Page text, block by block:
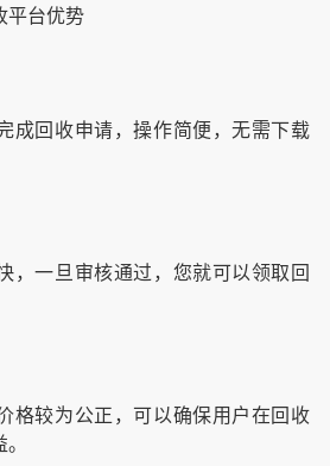
台优势
回收申请，操作简便，无需下载
一旦审核通过，您就可以领取回
较为公正，可以确保用户在回收